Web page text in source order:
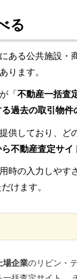
る
ある公共施設
ります。
「不動産一括査
過去の取引物
供しており、
不動産査定サイ
の入力しや
けます。